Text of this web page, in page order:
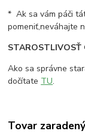
* Ak sa vám páči
pomeniť,neváhajte
STAROSTLIVOSŤ
Ako sa správne
dočítate TU.
Tovar